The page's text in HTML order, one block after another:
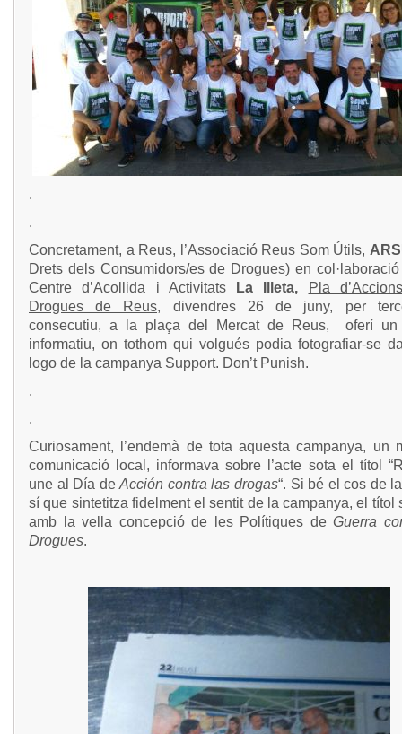
Concretament, a Reus, l’Associació Reus Som Útils,
Drets dels Consumidors/es de Drogues) en
Centre d’Acollida i Activitats La Illeta, Pla
Drogues de Reus,
divendres 26 de juny, per
consecutiu, a la plaça del Mercat de Reus, oferí un
informatiu, on tothom qui volgués podia fotografiar-se
logo de la campanya Support. Don’t Punish.
Curiosament, l’endemà de tota aquesta campanya, un
comunicació local, informava sobre l’acte sota el títol
une al Día deAcción contra las drogas“. Si bé el cos de
sí que sintetitza fidelment el sentit de la campanya, el títol
amb la vella concepció de les Polítiques de Guerra
Drogues